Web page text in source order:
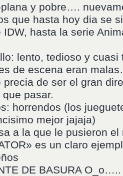
y pobre….
que hasta hoy dia se
IDW, hasta la serie
lento, tedioso y cuasi
de escena eran
precia de ser el gran
pasar.
horrendos (los
mejor jajaja)
a la que le pusieron el
es un claro
DE BASURA O_o…..